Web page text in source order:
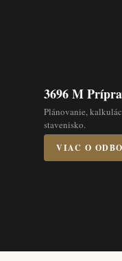
3696 M
Plánovanie,
stavenisko.
VIAC O